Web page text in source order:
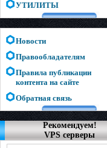
УТИЛИТЫ
Новости
Правообладателям
Правила публикации
контента на сайте
Обратная связь
Рекомендуем!
VPS серверы